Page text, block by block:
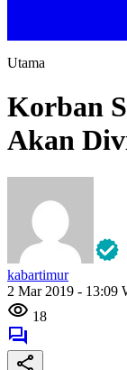
Utama
Korban
Akan
kabartimur
2 Mar 2019 - 13:09
18